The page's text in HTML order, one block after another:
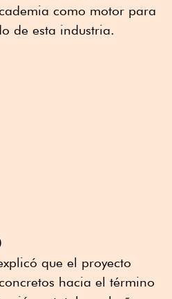
como motor para
de esta industria.
que el proyecto
hacia el término